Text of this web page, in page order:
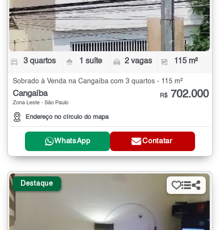
3 quartos 1 suíte 2 vagas 115 m²
Sobrado à Venda na Cangaíba com 3 quartos - 115 m²
Cangaíba
Zona Leste - São Paulo
Endereço no círculo do mapa
R$ 702.000
WhatsApp Contatar
Destaque